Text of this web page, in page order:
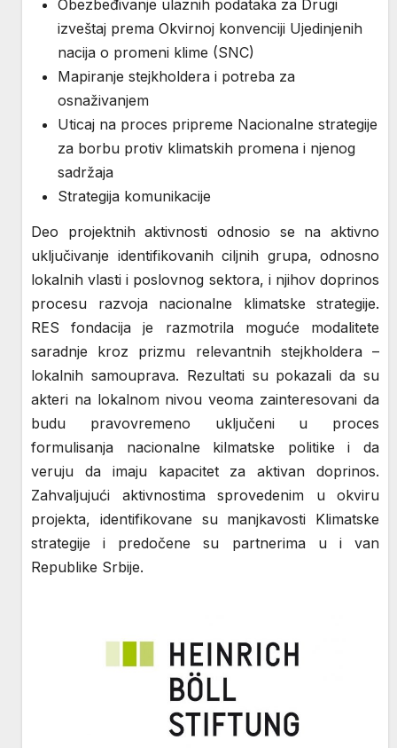
Obezbeđivanje ulaznih podataka za Drugi
izveštaj prema Okvirnoj konvenciji Ujedinjenih
nacija o promeni klime (SNC)
Mapiranje stejkholdera i potreba za
osnaživanjem
Uticaj na proces pripreme Nacionalne strategije
za borbu protiv klimatskih promena i njenog
sadržaja
Strategija komunikacije
Deo projektnih aktivnosti odnosio se na aktivno
uključivanje identifikovanih ciljnih grupa, odnosno
lokalnih vlasti i poslovnog sektora, i njihov doprinos
procesu razvoja nacionalne klimatske strategije.
RES fondacija je razmotrila moguće modalitete
saradnje kroz prizmu relevantnih stejkholdera –
lokalnih samouprava. Rezultati su pokazali da su
akteri na lokalnom nivou veoma zainteresovani da
budu pravovremeno uključeni u proces
formulisanja nacionalne kilmatske politike i da
veruju da imaju kapacitet za aktivan doprinos.
Zahvaljujući aktivnostima sprovedenim u okviru
projekta, identifikovane su manjkavosti Klimatske
strategije i predočene su partnerima u i van
Republike Srbije.